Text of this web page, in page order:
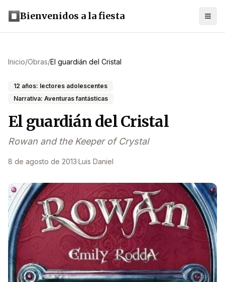
Bienvenidos a la fiesta
Inicio/Obras/El guardián del Cristal
12 años: lectores adolescentes
Narrativa: Aventuras fantásticas
El guardián del Cristal
Rowan and the Keeper of Crystal
8 de agosto de 2013·Luis Daniel